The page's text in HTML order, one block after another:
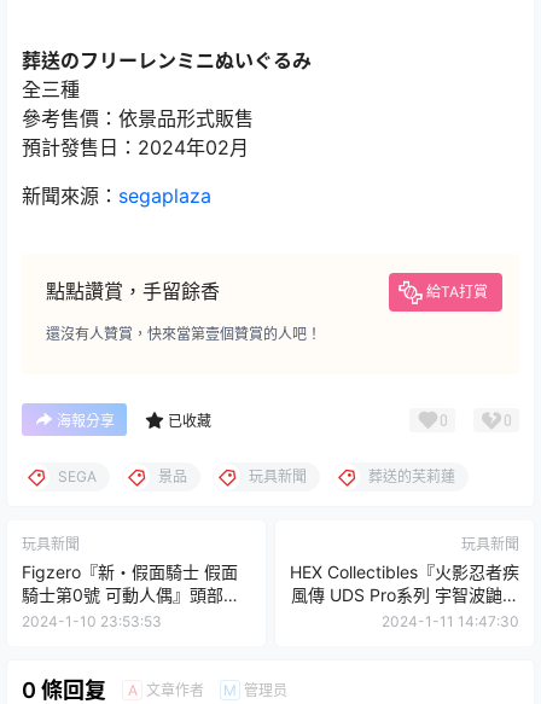
葬送のフリーレンミニぬいぐるみ
全三種
參考售價：依景品形式販售
預計發售日：2024年02月
新聞來源： segaplaza
點點讚賞，手留餘香 給TA打賞
還沒有人贊賞，快來當第壹個贊賞的人吧！
海報分享 已收藏 0 0
SEGA 景品 玩具新聞 葬送的芙莉蓮
玩具新聞
Figzero『新・假面騎士 假面
騎士第0號 可動人偶』頭部發
光再現最終決戰姿態！
2024-1-10 23:53:53
玩具新聞
HEX Collectibles『火影忍者疾
風傳 UDS Pro系列 宇智波鼬』
1/8比例雕像 超魄力決戰場
2024-1-11 14:47:30
0 條回复 A 文章作者 M 管理员